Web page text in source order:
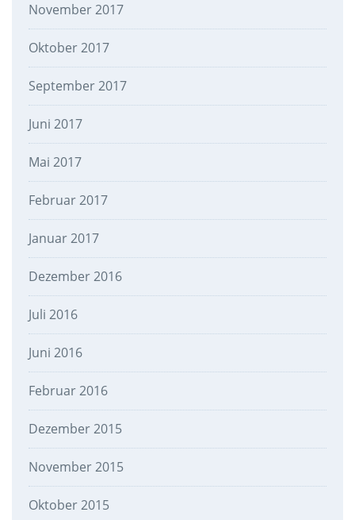
November 2017
Oktober 2017
September 2017
Juni 2017
Mai 2017
Februar 2017
Januar 2017
Dezember 2016
Juli 2016
Juni 2016
Februar 2016
Dezember 2015
November 2015
Oktober 2015